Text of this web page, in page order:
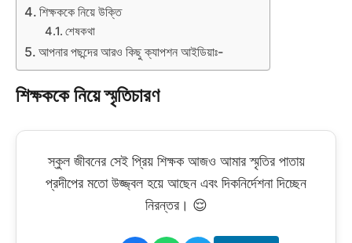
শিক্ষককে নিয়ে উক্তি
শেষকথা
আপনার পছন্দের আরও কিছু ক্যাপশন আইডিয়াঃ-
শিক্ষককে নিয়ে স্মৃতিচারণ
স্কুল জীবনের সেই প্রিয় শিক্ষক আজও আমার স্মৃতির পাতায়
প্রদীপের মতো উজ্জ্বল হয়ে আছেন এবং দিকনির্দেশনা দিচ্ছেন
নিরন্তর। 😌